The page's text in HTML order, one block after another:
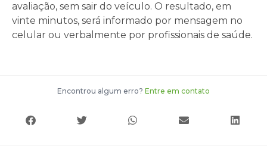
avaliação, sem sair do veículo. O resultado, em
vinte minutos, será informado por mensagem no
celular ou verbalmente por profissionais de saúde.
Encontrou algum erro? Entre em contato